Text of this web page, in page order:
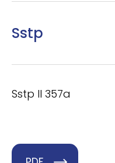
Sstp
Sstp II 357a